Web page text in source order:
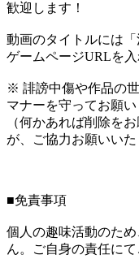
歓迎します！
動画のタイトルには
ゲームページURLを入
※ 誹謗中傷や作品の
マナーを守ってお願い
（何かあれば削除を
が、ご協力お願いいた
■免責事項
個人の趣味活動のた
ん。ご自身の責任にて